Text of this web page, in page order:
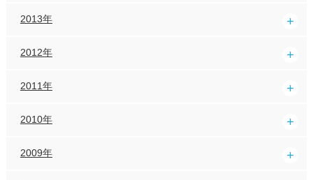
2013年
2012年
2011年
2010年
2009年